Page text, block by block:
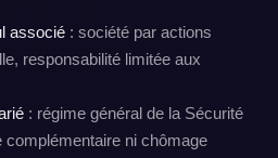
associé : société par actions
responsabilité limitée aux
: régime général de la Sécurité
complémentaire ni chômage